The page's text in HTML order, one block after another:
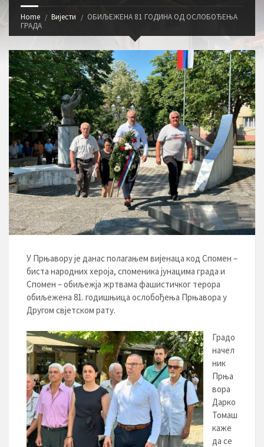
Home Вијести
ОБИЉЕЖЕНА 81 ГОДИНА ОД ОСЛОБОЂЕЊА
ГРАДА
У Прњавору је данас полагањем вијенаца код Спомен –
биста народних хероја, споменика јунацима града и
Спомен – обиљежја жртвама фашистичког терора
обиљежена 81. годишњица ослобођења Прњавора у
Другом свјетском рату.
Градо
начел
ник
Прња
вора
Дарко
Томаш
каже
да се